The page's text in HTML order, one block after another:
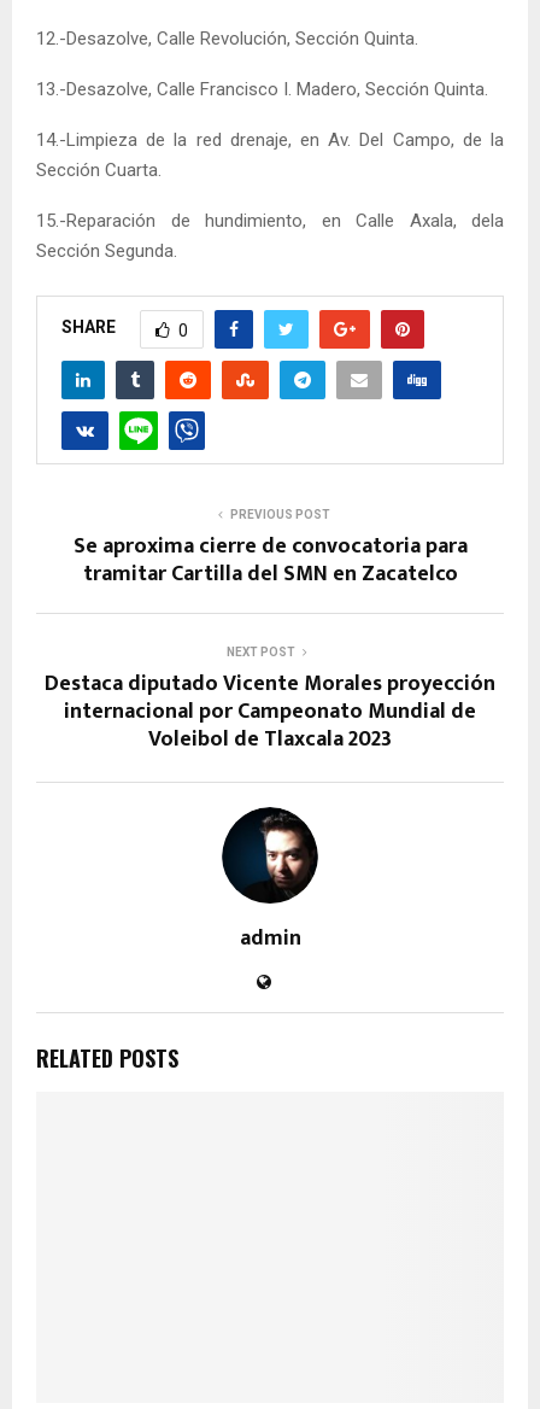
12.-Desazolve, Calle Revolución, Sección Quinta.
13.-Desazolve, Calle Francisco I. Madero, Sección Quinta.
14.-Limpieza de la red drenaje, en Av. Del Campo, de la
Sección Cuarta.
15.-Reparación de hundimiento, en Calle Axala, dela
Sección Segunda.
SHARE 0
PREVIOUS POST
Se aproxima cierre de convocatoria para
tramitar Cartilla del SMN en Zacatelco
NEXT POST
Destaca diputado Vicente Morales proyección
internacional por Campeonato Mundial de
Voleibol de Tlaxcala 2023
admin
RELATED POSTS